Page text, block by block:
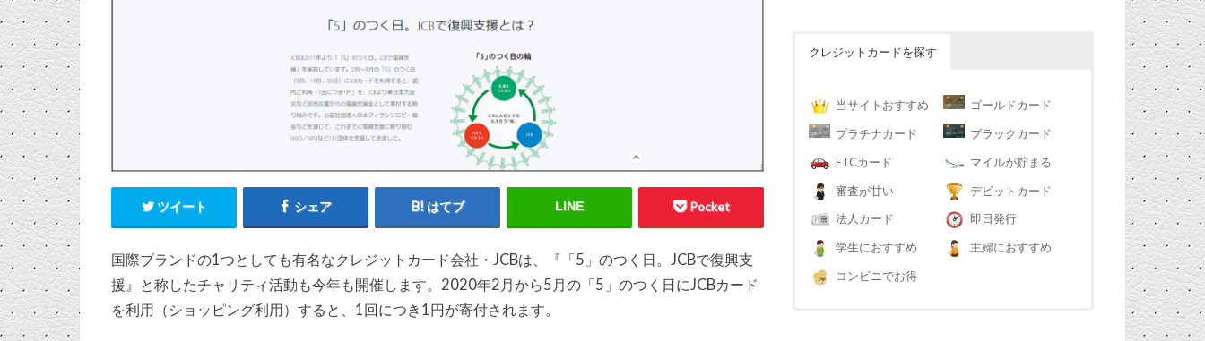
ツイート シェア はてブ LINE Pocket
国際ブランドの1つとしても有名なクレジットカード会社・JCBは、『「5」のつく日。JCBで復興支
援』と称したチャリティ活動も今年も開催します。2020年2月から5月の「5」のつく日にJCBカード
を利用（ショッピング利用）すると、1回につき1円が寄付されます。
クレジットカードを探す
当サイトおすすめ
ゴールドカード
プラチナカード
ブラックカード
ETCカード
マイルが貯まる
審査が甘い
デビットカード
法人カード
即日発行
学生におすすめ
主婦におすすめ
コンビニでお得